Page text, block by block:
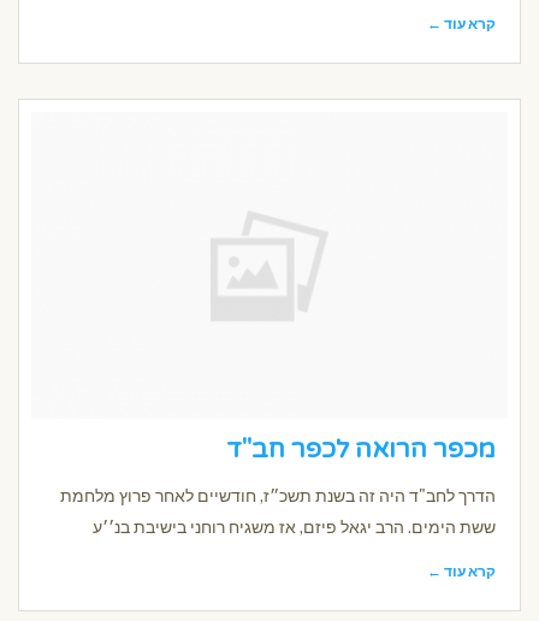
קרא עוד ←
מכפר הרואה לכפר חב"ד
הדרך לחב"ד היה זה בשנת תשכ״ז, חודשיים לאחר פרוץ מלחמת
ששת הימים. הרב יגאל פיזם, אז משגיח רוחני בישיבת בנ׳׳ע
קרא עוד ←